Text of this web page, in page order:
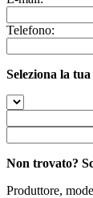
Telefono:
Seleziona la
Non trovato?
Produttore,